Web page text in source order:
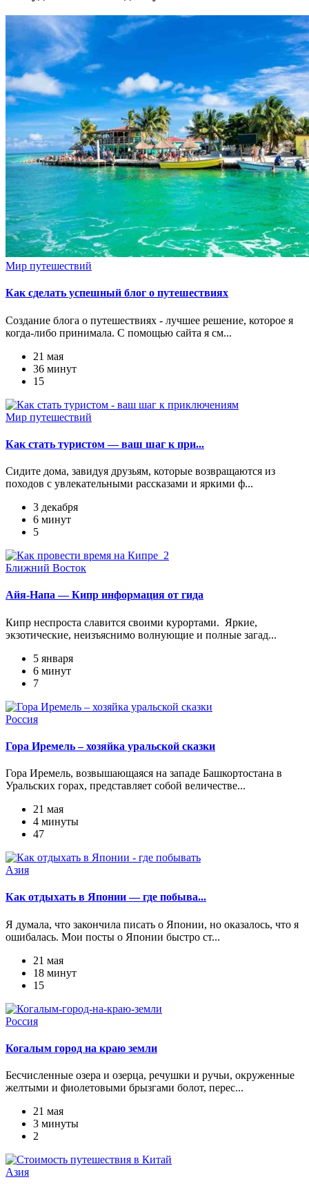
Мир путешествий
Как сделать успешный блог о путешествиях
Создание блога о путешествиях - лучшее решение, которое я
когда-либо принимала. С помощью сайта я см...
21 мая
36 минут
15
Мир путешествий
Как стать туристом — ваш шаг к при...
Сидите дома, завидуя друзьям, которые возвращаются из
походов с увлекательными рассказами и яркими ф...
3 декабря
6 минут
5
Ближний Восток
Айя-Напа — Кипр информация от гида
Кипр неспроста славится своими курортами. Яркие,
экзотические, неизъяснимо волнующие и полные загад...
5 января
6 минут
7
Россия
Гора Иремель – хозяйка уральской сказки
Гора Иремель, возвышающаяся на западе Башкортостана в
Уральских горах, представляет собой величестве...
21 мая
4 минуты
47
Азия
Как отдыхать в Японии — где побыва...
Я думала, что закончила писать о Японии, но оказалось, что я
ошибалась. Мои посты о Японии быстро ст...
21 мая
18 минут
15
Россия
Когалым город на краю земли
Бесчисленные озера и озерца, речушки и ручьи, окруженные
желтыми и фиолетовыми брызгами болот, перес...
21 мая
3 минуты
2
Азия